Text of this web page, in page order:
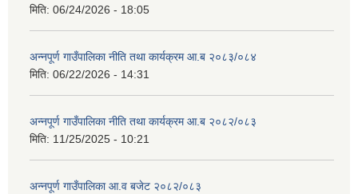
मिति: 06/24/2026 - 18:05
अन्नपूर्ण गाउँपालिका नीति तथा कार्यक्रम आ.ब २०८३/०८४
मिति: 06/22/2026 - 14:31
अन्नपूर्ण गाउँपालिका नीति तथा कार्यक्रम आ.ब २०८२/०८३
मिति: 11/25/2025 - 10:21
अन्नपूर्ण गाउँपालिका आ.व बजेट २०८२/०८३